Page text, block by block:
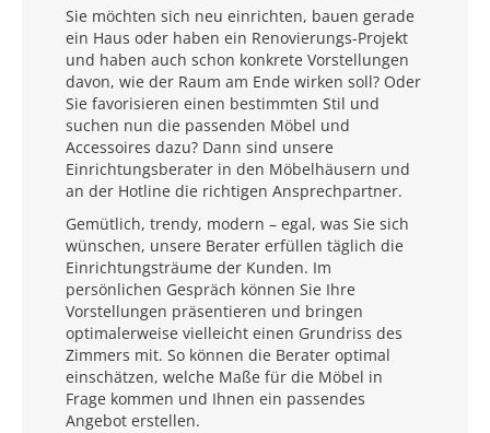
Sie möchten sich neu einrichten, bauen gerade
ein Haus oder haben ein Renovierungs-Projekt
und haben auch schon konkrete Vorstellungen
davon, wie der Raum am Ende wirken soll? Oder
Sie favorisieren einen bestimmten Stil und
suchen nun die passenden Möbel und
Accessoires dazu? Dann sind unsere
Einrichtungsberater in den Möbelhäusern und
an der Hotline die richtigen Ansprechpartner.
Gemütlich, trendy, modern – egal, was Sie sich
wünschen, unsere Berater erfüllen täglich die
Einrichtungsträume der Kunden. Im
persönlichen Gespräch können Sie Ihre
Vorstellungen präsentieren und bringen
optimalerweise vielleicht einen Grundriss des
Zimmers mit. So können die Berater optimal
einschätzen, welche Maße für die Möbel in
Frage kommen und Ihnen ein passendes
Angebot erstellen.